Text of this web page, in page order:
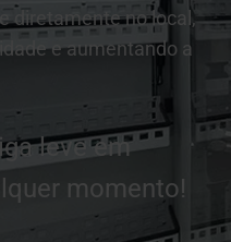
diretamente no local,
e aumentando a
leve em
momento!